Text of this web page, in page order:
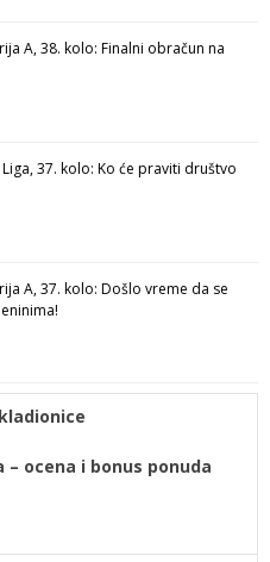
A, 38. kolo: Finalni obračun na
37. kolo: Ko će praviti društvo
A, 37. kolo: Došlo vreme da se
– ocena i bonus ponuda